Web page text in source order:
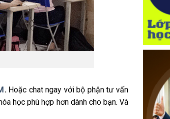
. Hoặc chat ngay với bộ phận tư vấn
học phù hợp hơn dành cho bạn. Và